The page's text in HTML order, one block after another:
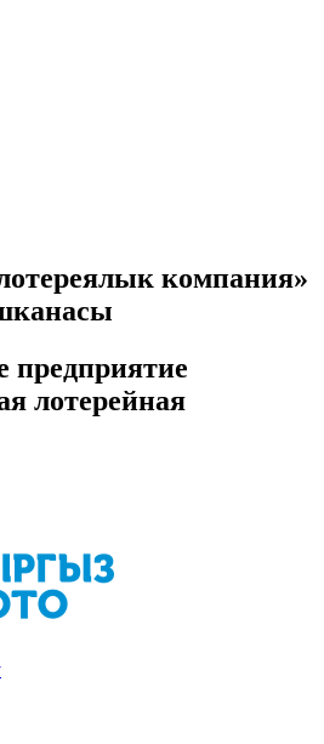
компания»
предприятие
лотерейная